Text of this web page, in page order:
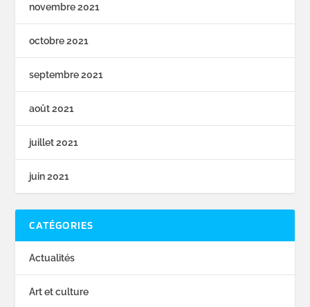
novembre 2021
octobre 2021
septembre 2021
août 2021
juillet 2021
juin 2021
CATÉGORIES
Actualités
Art et culture